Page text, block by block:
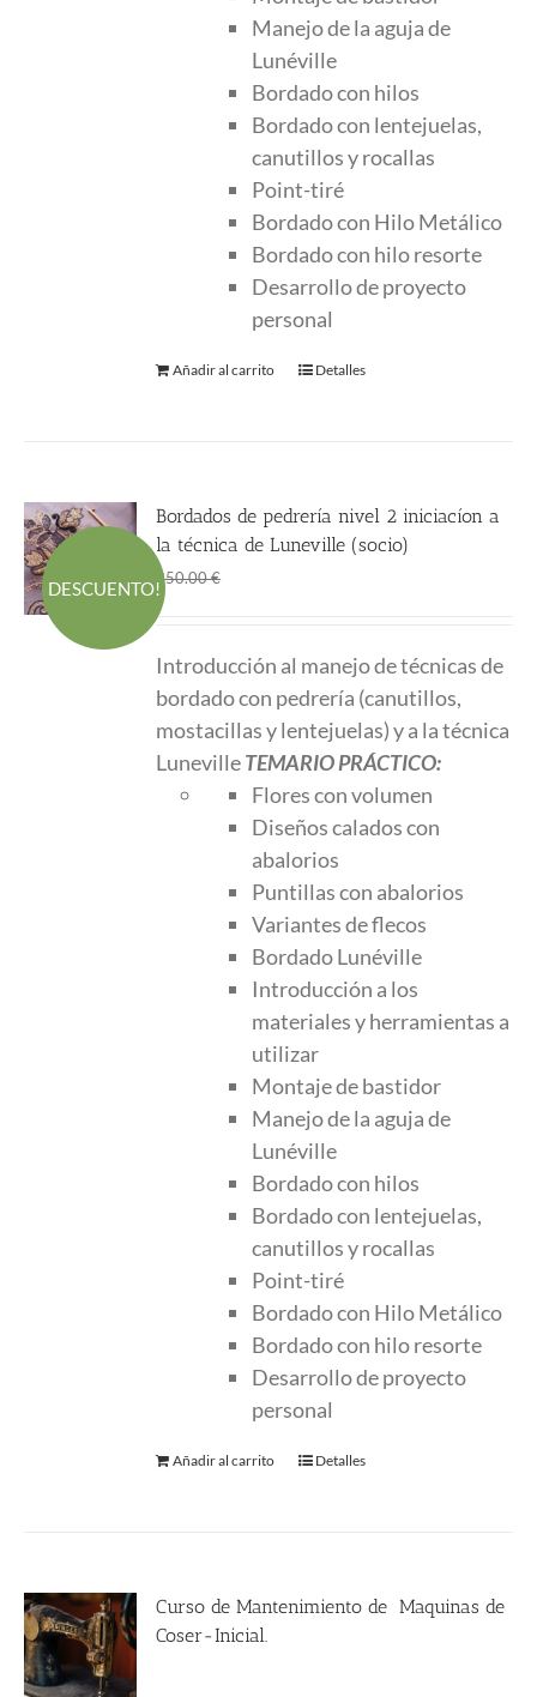
Manejo de la aguja de
Lunéville
Bordado con hilos
Bordado con lentejuelas,
canutillos y rocallas
Point-tiré
Bordado con Hilo Metálico
Bordado con hilo resorte
Desarrollo de proyecto
personal
Añadir al carrito Detalles
DESCUENTO!
Bordados de pedrería nivel 2 iniciacíon a
la técnica de Luneville (socio)
250.00€
era:
250.00 €.
es:
188.00 €.
Introducción al manejo de técnicas de
bordado con pedrería (canutillos,
mostacillas y lentejuelas) y a la técnica
LunevilleTEMARIO PRÁCTICO:
Flores con volumen
Diseños calados con
abalorios
Puntillas con abalorios
Variantes de flecos
Bordado Lunéville
Introducción a los
materiales y herramientas a
utilizar
Montaje de bastidor
Manejo de la aguja de
Lunéville
Bordado con hilos
Bordado con lentejuelas,
canutillos y rocallas
Point-tiré
Bordado con Hilo Metálico
Bordado con hilo resorte
Desarrollo de proyecto
personal
Añadir al carrito Detalles
Curso de Mantenimiento de Maquinas de
Coser-Inicial.